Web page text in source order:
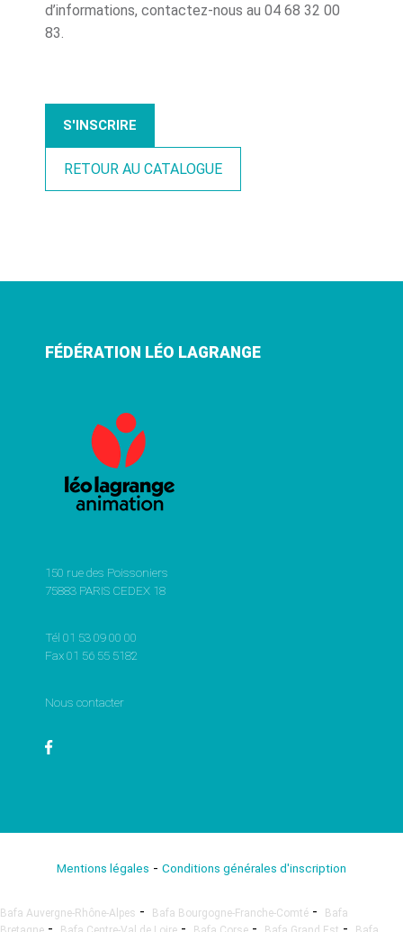
d’informations, contactez-nous au 04 68 32 00
83.
S'INSCRIRE
RETOUR AU CATALOGUE
FÉDÉRATION LÉO LAGRANGE
150 rue des Poissoniers
75883 PARIS CEDEX 18
Tél 01 53 09 00 00
Fax 01 56 55 5182
Nous contacter
Mentions légales - Conditions générales d'inscription
Bafa Auvergne-Rhône-Alpes - Bafa Bourgogne-Franche-Comté -
Bafa
- - - -